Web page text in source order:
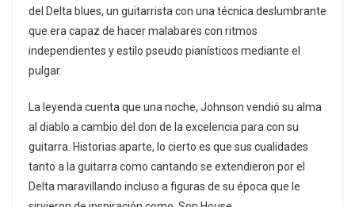
del Delta blues, un guitarrista con una técnica deslumbrante
que era capaz de hacer malabares con ritmos
independientes y estilo pseudo pianísticos mediante el
pulgar.
La leyenda cuenta que una noche, Johnson vendió su alma
al diablo a cambio del don de la excelencia para con su
guitarra. Historias aparte, lo cierto es que sus cualidades
tanto a la guitarra como cantando se extendieron por el
Delta maravillando incluso a figuras de su época que le